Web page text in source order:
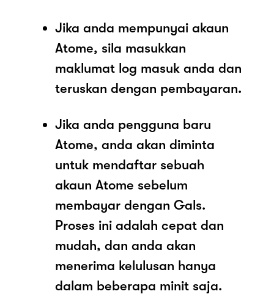
Jika anda mempunyai akaun
Atome, sila masukkan
maklumat log masuk anda dan
teruskan dengan pembayaran.
Jika anda pengguna baru
Atome, anda akan diminta
untuk mendaftar sebuah
akaun Atome sebelum
membayar dengan Gals.
Proses ini adalah cepat dan
mudah, dan anda akan
menerima kelulusan hanya
dalam beberapa minit saja.